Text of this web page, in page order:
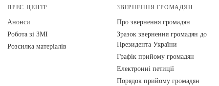
ПРЕС-ЦЕНТР
Анонси
Робота зі ЗМІ
Розсилка матеріалів
ЗВЕРНЕННЯ ГРОМАДЯН
Про звернення громадян
Зразок звернення громадян до
Президента України
Графік прийому громадян
Електронні петиції
Порядок прийому громадян